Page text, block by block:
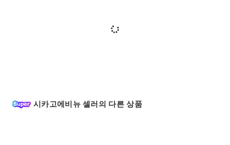
시카고에비뉴 셀러의 다른 상품